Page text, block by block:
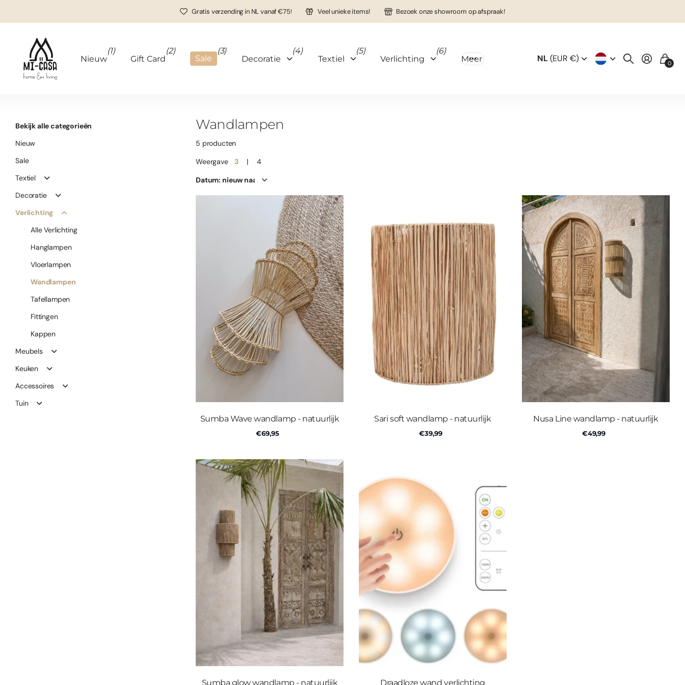
Gratis verzending in NL vanaf €75! Veel unieke items! Bezoek onze showroom op afspraak!
Nieuw
(1)
Gift Card
(2)
Sale
(3)
Decoratie
(4)
Textiel
(5)
Verlichting
(6)
Meer
NL(EUR €) 0
Wandlampen
5 producten
Weergave
3 4
Sumba Wave wandlamp - natuurlijk
€69,95
Sari soft wandlamp - natuurlijk
€39,99
Nusa Line wandlamp - natuurlijk
€49,99
Sumba glow wandlamp - natuurlijk Draadloze wand verlichting
Bekijk alle categorieën
Nieuw
Sale
Textiel
Decoratie
Verlichting
Alle Verlichting
Hanglampen
Vloerlampen
Wandlampen
Tafellampen
Fittingen
Kappen
Meubels
Keuken
Accessoires
Tuin